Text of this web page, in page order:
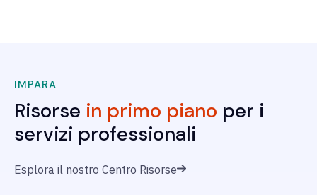
IMPARA
Risorse in primo piano per i
servizi professionali
Esplora il nostro Centro Risorse